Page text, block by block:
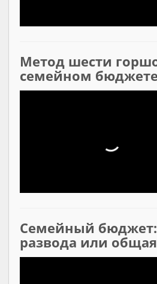
Метод шести
семейном бюджете
Семейный
развода или